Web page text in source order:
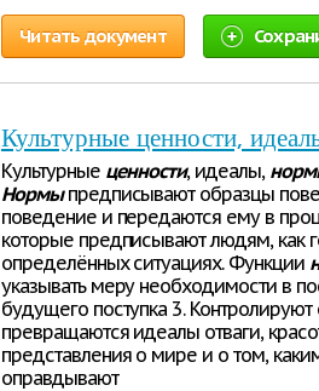
Читать документ
Культурные ценности,
Культурные ценности, идеалы,
Нормыпредписывают образцы
поведение и передаются ему в
которые предписывают людям, как
определённых ситуациях. Функции
указывать меру необходимости в
будущего поступка 3.
превращаются идеалы отваги,
представления о мире и о том,
оправдывают